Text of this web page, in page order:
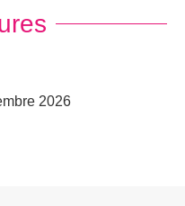
2026